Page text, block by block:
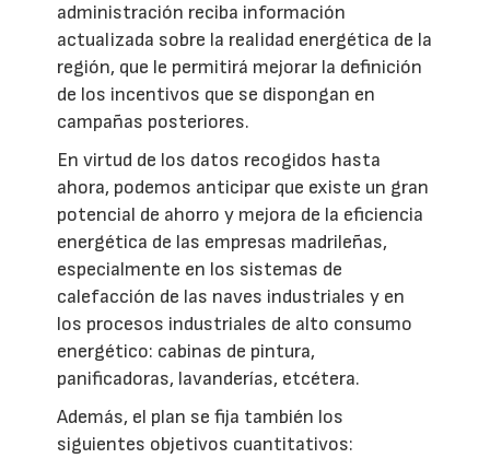
administración reciba información
actualizada sobre la realidad energética de la
región, que le permitirá mejorar la definición
de los incentivos que se dispongan en
campañas posteriores.
En virtud de los datos recogidos hasta
ahora, podemos anticipar que existe un gran
potencial de ahorro y mejora de la eficiencia
energética de las empresas madrileñas,
especialmente en los sistemas de
calefacción de las naves industriales y en
los procesos industriales de alto consumo
energético: cabinas de pintura,
panificadoras, lavanderías, etcétera.
Además, el plan se fija también los
siguientes objetivos cuantitativos: